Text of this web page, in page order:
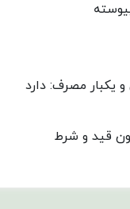
یکبار مصرف: دارد